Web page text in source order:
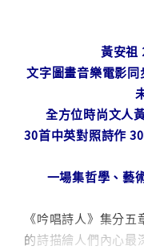
黃安祖
文字圖畫音樂電影
全方位時尚文人
30首中英對照詩作
一場集哲學、藝
《吟唱詩人》集分
的詩描繪人們內心最